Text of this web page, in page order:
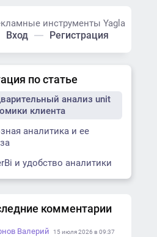
инструменты Yagla
Вход Регистрация
по статье
анализ unit
клиента
аналитика и ее
и удобство аналитики
комментарии
Валерий 15 июля 2026 в 09:37